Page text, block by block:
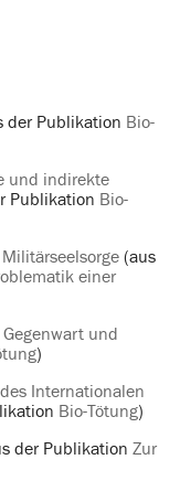
der Publikation Bio-
und indirekte
Publikation Bio-
(aus
einer
und
)
Internationalen
Bio-Tötung)
der Publikation Zur